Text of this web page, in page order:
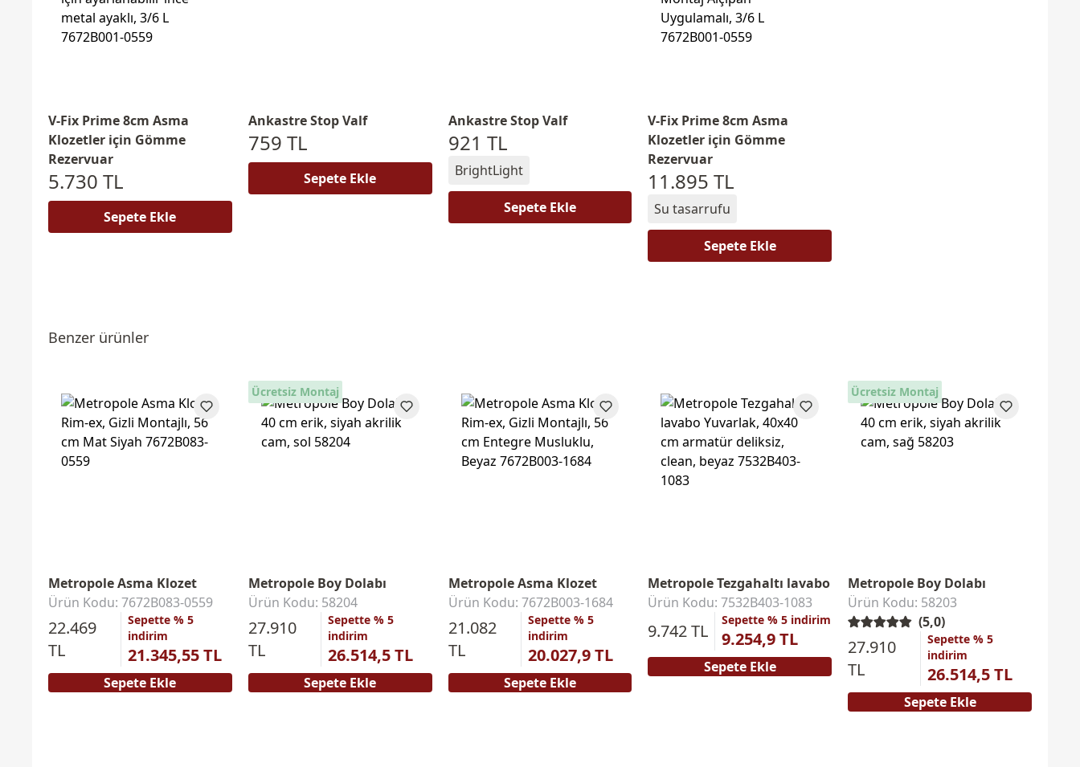
V-Fix Prime 8cm Asma
Klozetler için Gömme
Rezervuar
5.730 TL
Sepete Ekle
Ankastre Stop Valf
759 TL
Sepete Ekle
Ankastre Stop Valf
921 TL
BrightLight
Sepete Ekle
V-Fix Prime 8cm Asma
Klozetler için Gömme
Rezervuar
11.895 TL
Su tasarrufu
Sepete Ekle
Benzer ürünler
Metropole Asma Klozet
Ürün Kodu: 7672B083-0559
22.469
TL
Sepette % 5
indirim
21.345,55 TL
Sepete Ekle
Ücretsiz Montaj
Metropole Boy Dolabı
Ürün Kodu: 58204
27.910
TL
Sepette % 5
indirim
26.514,5 TL
Sepete Ekle
Metropole Asma Klozet
Ürün Kodu: 7672B003-1684
21.082
TL
Sepette % 5
indirim
20.027,9 TL
Sepete Ekle
Metropole Tezgahaltı lavabo
Ürün Kodu: 7532B403-1083
9.742 TL
Sepette % 5 indirim
9.254,9 TL
Sepete Ekle
Ücretsiz Montaj
Metropole Boy Dolabı
Ürün Kodu: 58203
(5,0)
27.910
TL
Sepette % 5
indirim
26.514,5 TL
Sepete Ekle